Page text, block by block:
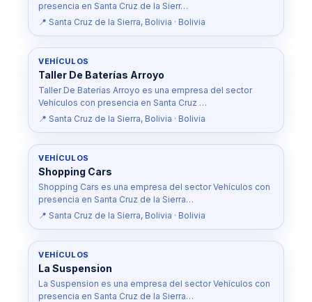
presencia en Santa Cruz de la Sierr…
📍 Santa Cruz de la Sierra, Bolivia · Bolivia
VEHÍCULOS
Taller De Baterías Arroyo
Taller De Baterías Arroyo es una empresa del sector
Vehículos con presencia en Santa Cruz …
📍 Santa Cruz de la Sierra, Bolivia · Bolivia
VEHÍCULOS
Shopping Cars
Shopping Cars es una empresa del sector Vehículos con
presencia en Santa Cruz de la Sierra…
📍 Santa Cruz de la Sierra, Bolivia · Bolivia
VEHÍCULOS
La Suspension
La Suspension es una empresa del sector Vehículos con
presencia en Santa Cruz de la Sierra…